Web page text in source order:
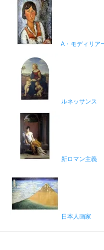
A・モディリア
ルネッサンス
新ロマン主義
日本人画家